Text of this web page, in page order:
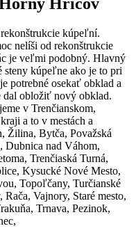
kúpeľní.
nelíši od rekonštrukcie
je veľmi podobný. Hlavný
steny kúpeľne ako je to pri
potrebné osekať obklad a
dal obložiť nový obklad.
v Trenčianskom,
a to v mestách a
Žilina, Bytča, Považská
Dubnica nad Váhom,
Trenčiaská Turná,
Kysucké Nové Mesto,
Topoľčany, Turčianské
Vajnory, Staré mesto,
Trnava, Pezinok,